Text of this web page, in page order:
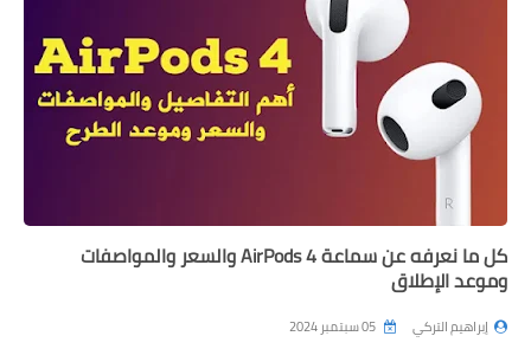
كل ما نعرفه عن سماعة AirPods 4 والسعر والمواصفات
وموعد الإطلاق
إبراهيم التركي